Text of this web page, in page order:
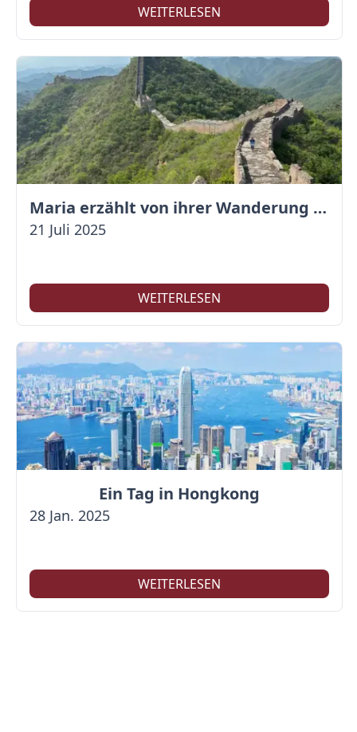
WEITERLESEN
Maria erzählt von ihrer Wanderung auf der Großen Mauer
21 Juli 2025
WEITERLESEN
Ein Tag in Hongkong
28 Jan. 2025
WEITERLESEN